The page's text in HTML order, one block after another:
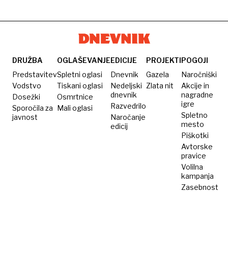
DRUŽBA
Predstavitev
Vodstvo
Dosežki
Sporočila za
javnost
OGLAŠEVANJE
Spletni oglasi
Tiskani oglasi
Osmrtnice
Mali oglasi
EDICIJE
Dnevnik
Nedeljski
dnevnik
Razvedrilo
Naročanje
edicij
PROJEKTI
Gazela
Zlata nit
POGOJI
Naročniški
Akcije in
nagradne
igre
Spletno
mesto
Piškotki
Avtorske
pravice
Volilna
kampanja
Zasebnost